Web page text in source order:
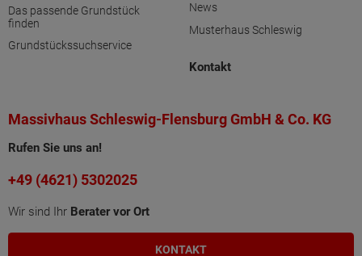
Das passende Grundstück
finden
Grundstückssuchservice
News
Musterhaus Schleswig
Kontakt
Massivhaus Schleswig-Flensburg GmbH & Co. KG
Rufen Sie uns an!
+49 (4621) 5302025
Wir sind Ihr Berater vor Ort
KONTAKT